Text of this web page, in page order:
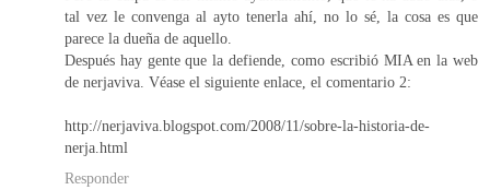
tal vez le convenga al ayto tenerla ahí, no lo sé, la cosa es que
parece la dueña de aquello.
Después hay gente que la defiende, como escribió MIA en la web
de nerjaviva. Véase el siguiente enlace, el comentario 2:
http://nerjaviva.blogspot.com/2008/11/sobre-la-historia-de-
nerja.html
Responder